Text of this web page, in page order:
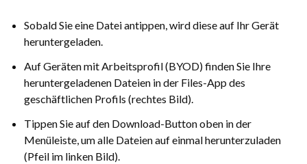
Sobald Sie eine Datei antippen, wird diese auf Ihr Gerät
heruntergeladen.
Auf Geräten mit Arbeitsprofil (BYOD) finden Sie Ihre
heruntergeladenen Dateien in der Files-App des
geschäftlichen Profils (rechtes Bild).
Tippen Sie auf den Download-Button oben in der
Menüleiste, um alle Dateien auf einmal herunterzuladen
(Pfeil im linken Bild).